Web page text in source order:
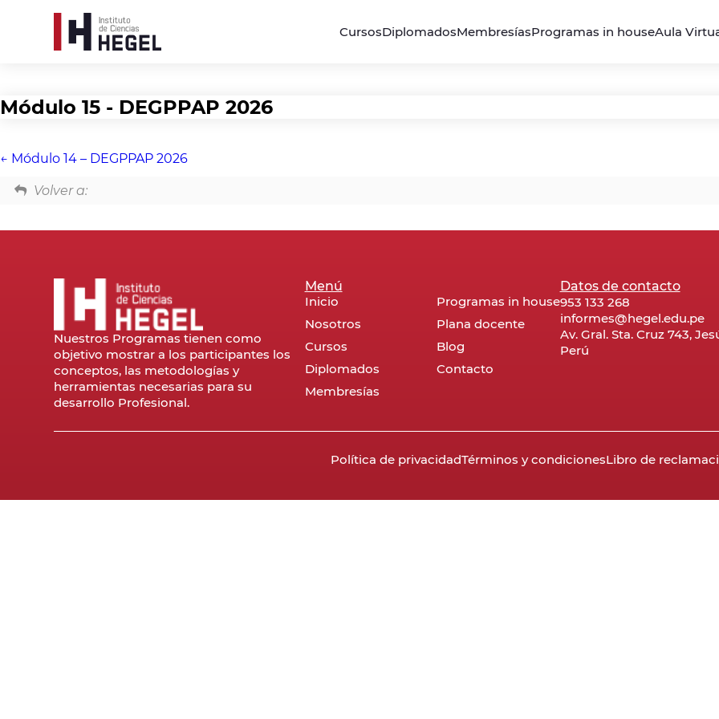
CursosDiplomadosMembresíasProgramas in houseAula
Módulo 15 - DEGPPAP 2026
Módulo 14 – DEGPPAP 2026
Volver a:
Nuestros Programas tienen como
objetivo mostrar a los participantes los
conceptos, las metodologías y
herramientas necesarias para su
desarrollo Profesional.
Menú
Inicio
Nosotros
Cursos
Diplomados
Membresías
Programas in house
Plana docente
Blog
Contacto
Datos de contacto
953 133 268
informes@hegel.edu.pe
Av. Gral. Sta. Cruz 743,
Perú
Política de privacidadTérminos y condicionesLibro de